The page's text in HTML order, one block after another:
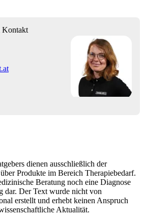
Kontakt
dienen ausschließlich der
Produkte im Bereich Therapiebedarf.
Beratung noch eine Diagnose
dar. Der Text wurde nicht von
erstellt und erhebt keinen Anspruch
Aktualität.